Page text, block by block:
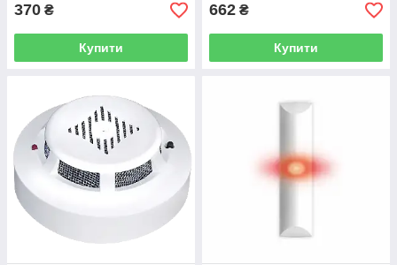
370 ₴
Купити
662 ₴
Купити